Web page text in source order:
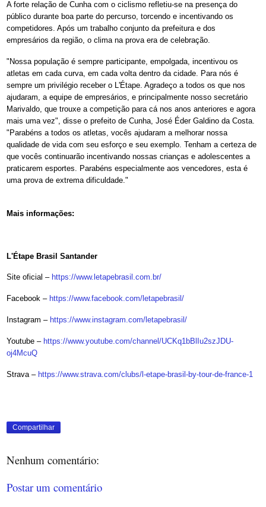
A forte relação de Cunha com o ciclismo refletiu-se na presença do
público durante boa parte do percurso, torcendo e incentivando os
competidores. Após um trabalho conjunto da prefeitura e dos
empresários da região, o clima na prova era de celebração.
"Nossa população é sempre participante, empolgada, incentivou os
atletas em cada curva, em cada volta dentro da cidade. Para nós é
sempre um privilégio receber o L'Étape. Agradeço a todos os que nos
ajudaram, a equipe de empresários, e principalmente nosso secretário
Marivaldo, que trouxe a competição para cá nos anos anteriores e agora
mais uma vez", disse o prefeito de Cunha, José Éder Galdino da Costa.
"Parabéns a todos os atletas, vocês ajudaram a melhorar nossa
qualidade de vida com seu esforço e seu exemplo. Tenham a certeza de
que vocês continuarão incentivando nossas crianças e adolescentes a
praticarem esportes. Parabéns especialmente aos vencedores, esta é
uma prova de extrema dificuldade."
Mais informações:
L'Étape Brasil Santander
Site oficial – https://www.letapebrasil.com. br/
Facebook – https://www.facebook.com/ letapebrasil/
Instagram – https://www.instagram.com/ letapebrasil/
Youtube – https://www.youtube.com/channel/UCKq1bBlIu2szJDU-
oj4McuQ
Strava – https://www.strava.com/clubs/l-etape-brasil-by-tour-de-france-1
Compartilhar
Nenhum comentário:
Postar um comentário